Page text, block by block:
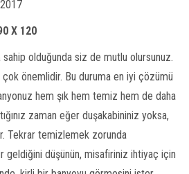
X 120
sahip olduğunda siz de mutlu olursunuz.
önemlidir. Bu duruma en iyi çözümü
hem şık hem temiz hem de daha
zaman eğer duşakabininiz yoksa,
Tekrar temizlemek zorunda
geldiğini düşünün, misafiriniz ihtiyaç için